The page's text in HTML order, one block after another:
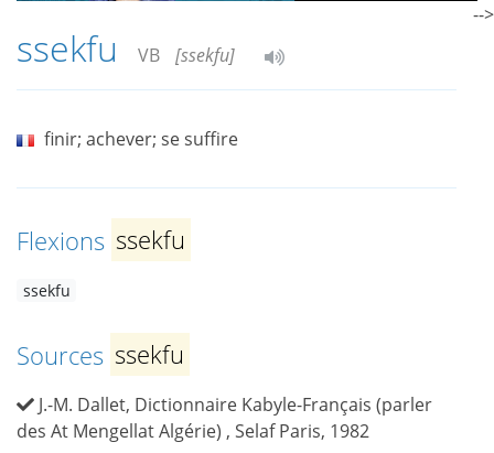
ssekfu VB [ssekfu]
finir; achever; se suffire
Flexions ssekfu
ssekfu
Sources ssekfu
J.-M. Dallet, Dictionnaire Kabyle-Français (parler
des At Mengellat Algérie) , Selaf Paris, 1982
-->